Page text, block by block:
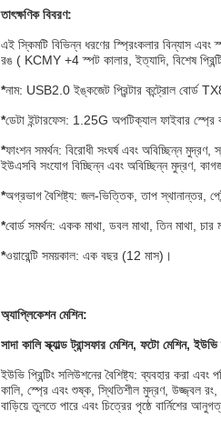
তাৎক্ষণিক বিবরণ:
এই স্কিমটি বিভিন্ন ধরণের স্প্রিংকলার বিন্যাস
রঙ ( KCMY +4 স্পট কালার, ইত্যাদি, বিশেষ
*নাম: USB2.0 ইঙ্কজেট প্রিন্টার কন্ট্রোল বোর্ড
*ডেটা ইন্টারফেস: 1.25G অপটিক্যাল ফাইবার
*ফাংশন সমর্থন: বিরোধী সংঘর্ষ এবং অবিচ্ছিন্ন মুদ্রণ,
ইউএসবি সংযোগ বিচ্ছিন্ন এবং অবিচ্ছিন্ন মুদ্রণ,
*অগ্রভাগ বৈশিষ্ট্য: জল-ভিত্তিক, তাপ স্থানান্তর,
*বোর্ড সমর্থন: একক মাথা, ডবল মাথা, তিন মাথা,
*ওয়ারেন্টি সময়কাল: এক বছর (12 মাস)।
অ্যাপ্লিকেশন মেশিন:
সাদা কালি স্ক্যাল্ড ট্রান্সফার মেশিন, ফটো মেশিন,
ইউভি প্রিন্টিং সলিউশনের বৈশিষ্ট্য: ব্যবহার করা
কালি, স্প্রে এবং শুষ্ক, স্থিতিশীল মুদ্রণ, উজ্জ্বল রং,
বাড়িয়ে তুলতে পারে এবং চিত্রের পৃষ্ঠে বার্নিশের